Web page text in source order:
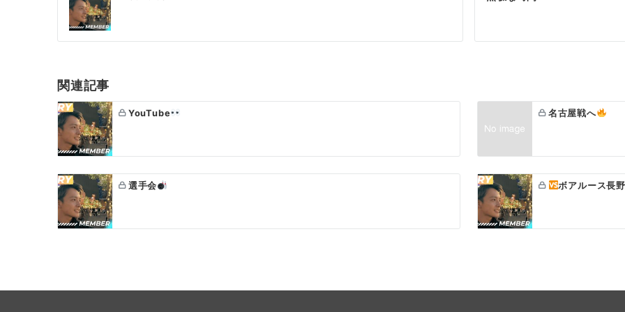
稿
ナ
ゲ
ー
シ
ョ
ン
関連記事
YouTube 名古屋戦へ
選手会 ボアルース長野